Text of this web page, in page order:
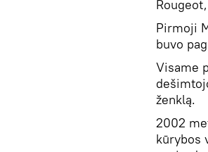
Pirmoji
buvo
Visame
ženklą.
2002
kūrybos